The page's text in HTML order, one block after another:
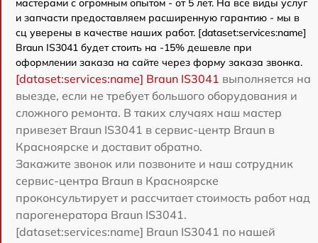
мастерами с огромным опытом - от 5 лет. На все виды услуг
и запчасти предоставляем расширенную гарантию - мы в
сц уверены в качестве наших работ. [dataset:services:name]
Braun IS3041 будет стоить на -15% дешевле при
оформлении заказа на сайте через форму заказа звонка.
[dataset:services:name] Braun IS3041 выполняется на
выезде, если не требует большого оборудования и
сложного ремонта. В таких случаях наш мастер
привезет Braun IS3041 в сервис-центр Braun в
Красноярске и доставит обратно.
Закажите звонок или позвоните и наш сотрудник
сервис-центра Braun в Красноярске
проконсультирует и рассчитает стоимость работ над
парогенератора Braun IS3041.
[dataset:services:name] Braun IS3041 по нашей